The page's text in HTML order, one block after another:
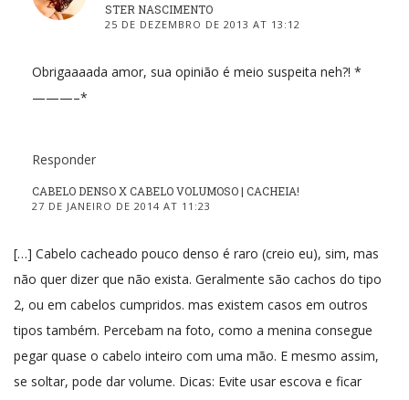
STER NASCIMENTO
25 DE DEZEMBRO DE 2013 AT 13:12
Obrigaaaada amor, sua opinião é meio suspeita neh?! *
———–*
Responder
CABELO DENSO X CABELO VOLUMOSO | CACHEIA!
27 DE JANEIRO DE 2014 AT 11:23
[…] Cabelo cacheado pouco denso é raro (creio eu), sim, mas
não quer dizer que não exista. Geralmente são cachos do tipo
2, ou em cabelos cumpridos. mas existem casos em outros
tipos também. Percebam na foto, como a menina consegue
pegar quase o cabelo inteiro com uma mão. E mesmo assim,
se soltar, pode dar volume. Dicas: Evite usar escova e ficar